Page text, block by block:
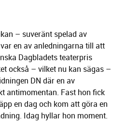
– suveränt spelad av
en av anledningarna till att
Dagbladets teaterpris
också – vilket nu kan sägas –
DN där en av
antimomentan. Fast hon fick
en dag och kom att göra en
Idag hyllar hon moment.